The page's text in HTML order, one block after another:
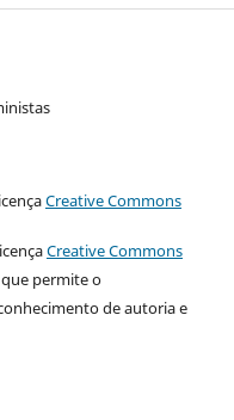
Creative Commons
Creative Commons
que permite o
de autoria e